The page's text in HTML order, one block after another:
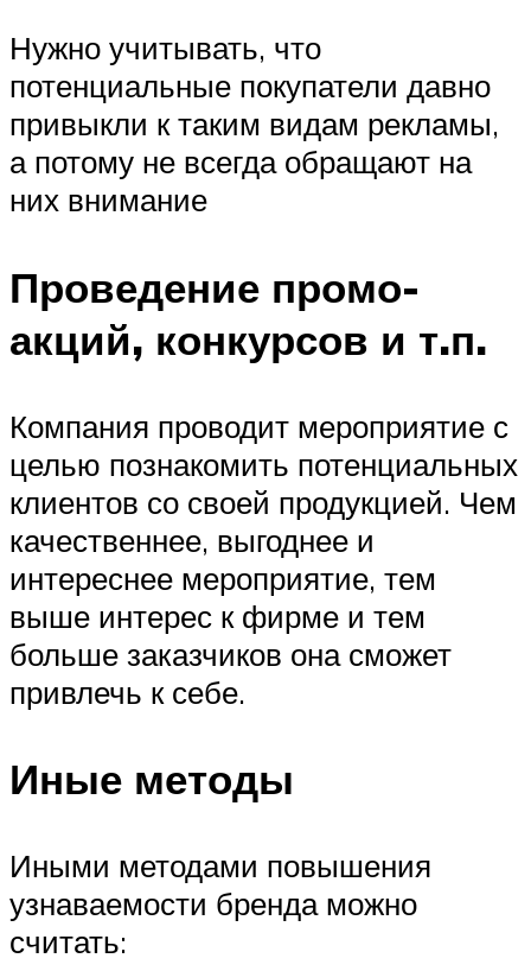
Нужно учитывать, что
потенциальные покупатели давно
привыкли к таким видам рекламы,
а потому не всегда обращают на
них внимание
Проведение промо-
акций, конкурсов и т.п.
Компания проводит мероприятие с
целью познакомить потенциальных
клиентов со своей продукцией. Чем
качественнее, выгоднее и
интереснее мероприятие, тем
выше интерес к фирме и тем
больше заказчиков она сможет
привлечь к себе.
Иные методы
Иными методами повышения
узнаваемости бренда можно
считать: